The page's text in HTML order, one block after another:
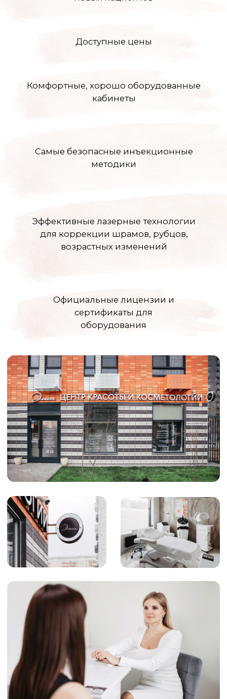
Чтобы записаться на приём или
получить подробную консультацию
для записи к конкретному специалисту:
или напишите в удобный
мессенджер:
+7 (925)
366-65-
55
ЗАПИСАТЬСЯ
ИМЕЮТСЯ ПРОТИВОПОКАЗАНИЯ,
СО СПЕЦИАЛИСТОМ
Наименование организации:
ООО «ЦКК Элисса»
ОГРН/ОГРНИП: 1245000119407
Контакты
О центре
Новости и акции
Цены
Косметология